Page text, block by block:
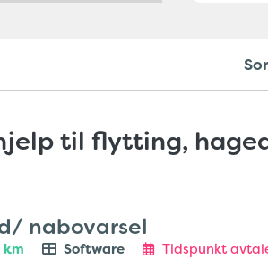
til flytting,
nabovarsel
km Software
Tidspunkt